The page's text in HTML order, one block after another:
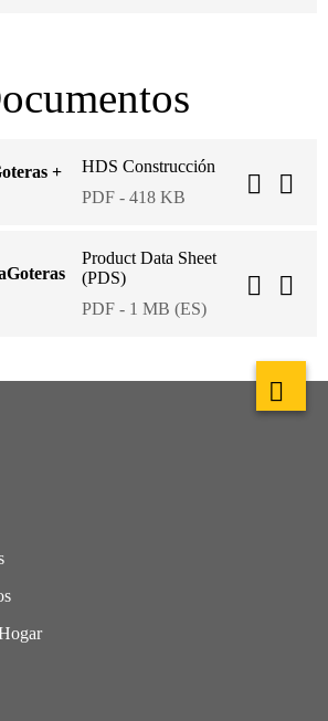
+
HDS Construcción
PDF - 418 KB
Product Data Sheet
(PDS)
PDF - 1 MB (ES)